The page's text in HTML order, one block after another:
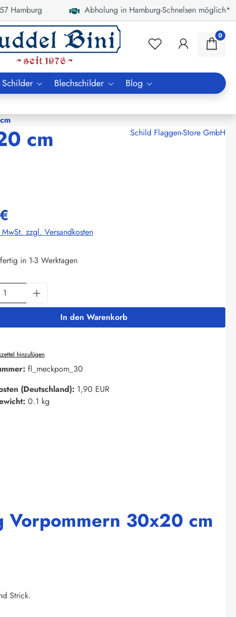
Hamburg Abholung in Hamburg-Schnelsen möglich*
0
Schilder Blechschilder Blog
cm
Schild Flaggen-Store GmbH
zzgl. Versandkosten
in 1-3 Werktagen
Anzahl: Gib den gewünschten Wert ein
In den Warenkorb
hinzufügen
fl_meckpom_30
(Deutschland): 1,90 EUR
0.1 kg
30x20 cm
Strick.